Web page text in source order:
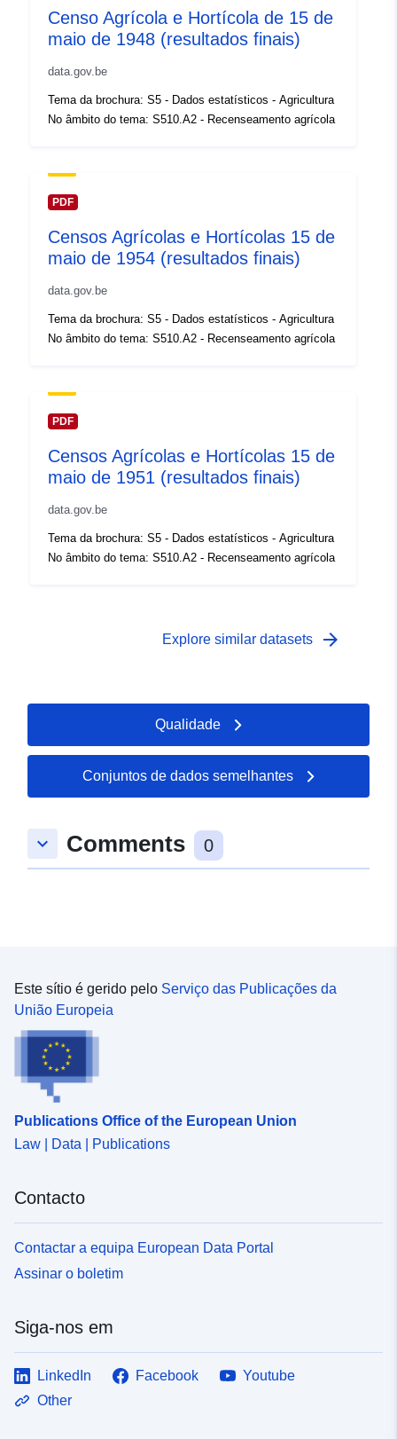
Registo do
Acrescentado à data.europa.eu:
30 July 2026
Tipo: Polygon
Identificadores:
uriRef:
http://data.europa.eu/88u/dataset/
Direitos de
acesso:
Zakres czasowy:
01 January 1964
- 31 December 1964
Censo Agrícola e Hortícola de 15 de
maio de 1948 (resultados finais)
data.gov.be
Tema da brochura: S5 - Dados estatísticos - Agricultura
No âmbito do tema: S510.A2 - Recenseamento agrícola
PDF
Censos Agrícolas e Hortícolas 15 de
maio de 1954 (resultados finais)
data.gov.be
Tema da brochura: S5 - Dados estatísticos - Agricultura
No âmbito do tema: S510.A2 - Recenseamento agrícola
PDF
Censos Agrícolas e Hortícolas 15 de
maio de 1951 (resultados finais)
data.gov.be
Tema da brochura: S5 - Dados estatísticos - Agricultura
No âmbito do tema: S510.A2 - Recenseamento agrícola
Explore similar datasets arrow_forward
Qualidade
Conjuntos de dados semelhantes
keyboard_arrow_down Comments 0
Este sítio é gerido pelo Serviço das Publicações da
União Europeia
Publications Office of the European Union
Law | Data | Publications
Contacto
Contactar a equipa European Data Portal
Assinar o boletim
Siga-nos em
LinkedIn Facebook
Youtube
Other